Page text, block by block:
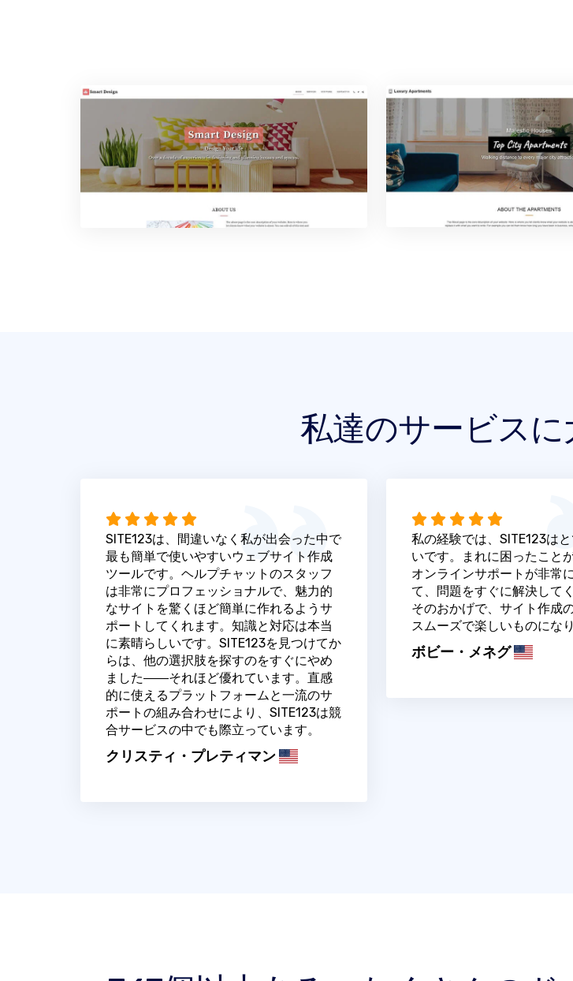
私達のサービス
SITE123は、間違いなく私が出会った中で
最も簡単で使いやすいウェブサイト作成
ツールです。ヘルプチャットのスタッフ
は非常にプロフェッショナルで、魅力的
なサイトを驚くほど簡単に作れるようサ
ポートしてくれます。知識と対応は本当
に素晴らしいです。SITE123を見つけてか
らは、他の選択肢を探すのをすぐにやめ
ました――それほど優れています。直感
的に使えるプラットフォームと一流のサ
ポートの組み合わせにより、SITE123は競
合サービスの中でも際立っています。
クリスティ・プレティマン
私の経験では、SITE123は
いです。まれに困ったこと
オンラインサポートが非常
て、問題をすぐに解決して
そのおかげで、サイト作成
スムーズで楽しいものにな
ボビー・メネグ